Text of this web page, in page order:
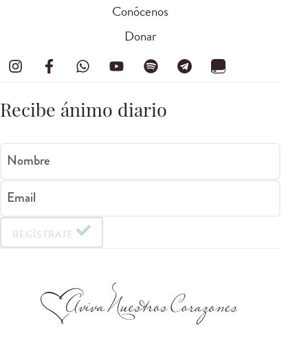
Conócenos
Donar
Recibe ánimo diario
Nombre
Email
REGÍSTRATE